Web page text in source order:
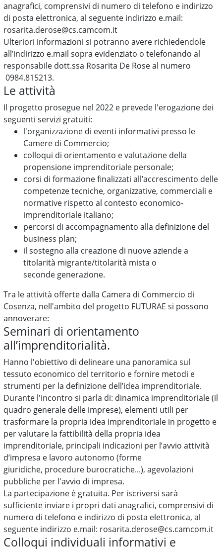
anagrafici, comprensivi di numero di telefono e indirizzo
di posta elettronica, al seguente indirizzo e.mail:
rosarita.derose@cs.camcom.it
Ulteriori informazioni si potranno avere richiedendole
all’indirizzo e.mail sopra evidenziato o telefonando al
responsabile dott.ssa Rosarita De Rose al numero
0984.815213.
Le attività
Il progetto prosegue nel 2022 e prevede l'erogazione dei
seguenti servizi gratuiti:
l'organizzazione di eventi informativi presso le
Camere di Commercio;
colloqui di orientamento e valutazione della
propensione imprenditoriale personale;
corsi di formazione finalizzati all’accrescimento delle
competenze tecniche, organizzative, commerciali e
normative rispetto al contesto economico-
imprenditoriale italiano;
percorsi di accompagnamento alla definizione del
business plan;
il sostegno alla creazione di nuove aziende a
titolarità migrante/titolarità mista o
seconde generazione.
Tra le attività offerte dalla Camera di Commercio di
Cosenza, nell'ambito del progetto FUTURAE si possono
annoverare:
Seminari di orientamento
all’imprenditorialità.
Hanno l'obiettivo di delineare una panoramica sul
tessuto economico del territorio e fornire metodi e
strumenti per la definizione dell’idea imprenditoriale.
Durante l'incontro si parla di: dinamica imprenditoriale (il
quadro generale delle imprese), elementi utili per
trasformare la propria idea imprenditoriale in progetto e
per valutare la fattibilità della propria idea
imprenditoriale, principali indicazioni per l’avvio attività
d’impresa e lavoro autonomo (forme
giuridiche, procedure burocratiche...), agevolazioni
pubbliche per l'avvio di impresa.
La partecipazione è gratuita. Per iscriversi sarà
sufficiente inviare i propri dati anagrafici, comprensivi di
numero di telefono e indirizzo di posta elettronica, al
seguente indirizzo e.mail: rosarita.derose@cs.camcom.it
Colloqui individuali informativi e